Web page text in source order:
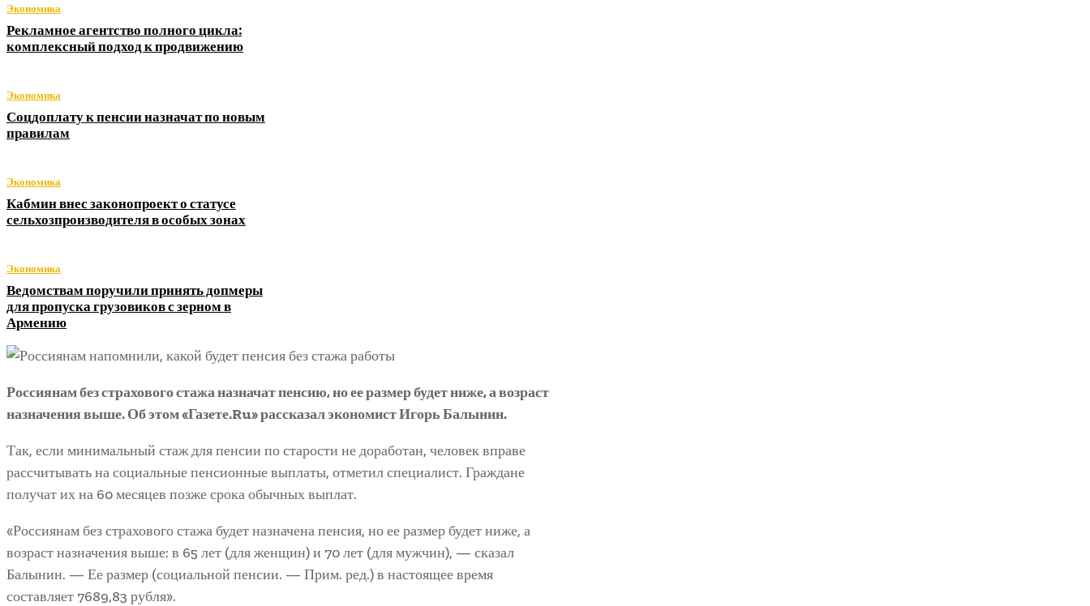
Экономика
Рекламное агентство полного цикла:
комплексный подход к продвижению
Экономика
Соцдоплату к пенсии назначат по новым
правилам
Экономика
Кабмин внес законопроект о статусе
сельхозпроизводителя в особых зонах
Экономика
Ведомствам поручили принять допмеры
для пропуска грузовиков с зерном в
Армению
Россиянам без страхового стажа назначат пенсию, но ее размер будет ниже, а возраст
назначения выше. Об этом «Газете.Ru» рассказал экономист Игорь Балынин.
Так, если минимальный стаж для пенсии по старости не доработан, человек вправе
рассчитывать на социальные пенсионные выплаты, отметил специалист. Граждане
получат их на 60 месяцев позже срока обычных выплат.
«Россиянам без страхового стажа будет назначена пенсия, но ее размер будет ниже, а
возраст назначения выше: в 65 лет (для женщин) и 70 лет (для мужчин), — сказал
Балынин. — Ее размер (социальной пенсии. — Прим. ред.) в настоящее время
составляет 7689,83 рубля».